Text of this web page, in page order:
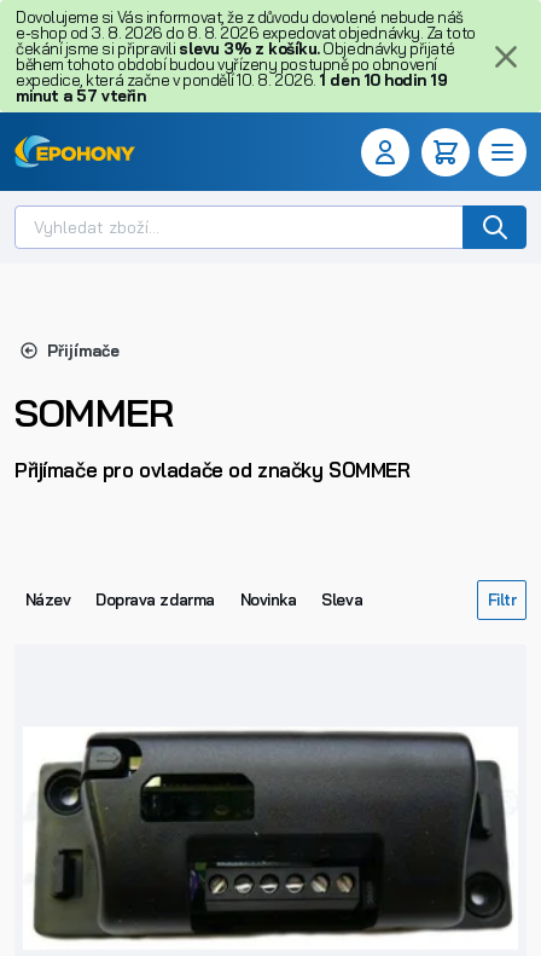
Dovolujeme si Vás informovat, že z důvodu dovolené nebude náš
e-shop od 3. 8. 2026 do 8. 8. 2026 expedovat objednávky. Za toto
čekání jsme si připravili slevu 3% z košíku.Objednávky přijaté
během tohoto období budou vyřízeny postupně po obnovení
expedice, která začne v pondělí 10. 8. 2026. 1 den 10 hodin 19
minut a 57 vteřin
Přijímače
SOMMER
Přijímače pro ovladače od značky SOMMER
Název Doprava zdarma Novinka Sleva